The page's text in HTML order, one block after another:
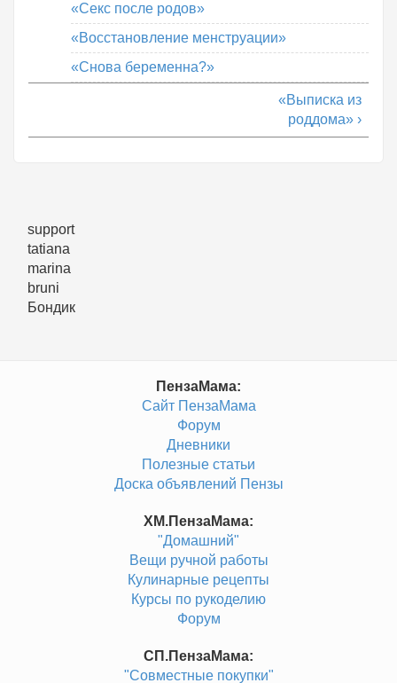
«Секс после родов»
«Восстановление менструации»
«Снова беременна?»
«Выписка из
роддома» ›
support
tatiana
marina
bruni
Бондик
ПензаМама:
Сайт ПензаМама
Форум
Дневники
Полезные статьи
Доска объявлений Пензы
ХМ.ПензаМама:
"Домашний"
Вещи ручной работы
Кулинарные рецепты
Курсы по рукоделию
Форум
СП.ПензаМама:
"Совместные покупки"